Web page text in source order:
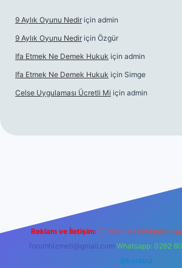
9 Aylık Oyunu Nedir için admin
9 Aylık Oyunu Nedir için Özgür
Ifa Etmek Ne Demek Hukuk için admin
Ifa Etmek Ne Demek Hukuk için Simge
Celse Uygulaması Ücretli Mi için admin
Reklam ve İletişim: E-mail:
forumhizmeti@gmail.com Whatsapp: 0262
@karabul